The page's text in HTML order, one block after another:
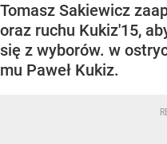
Tomasz Sakiewicz
oraz ruchu Kukiz'15,
się z wyborów. w
mu Paweł Kukiz.